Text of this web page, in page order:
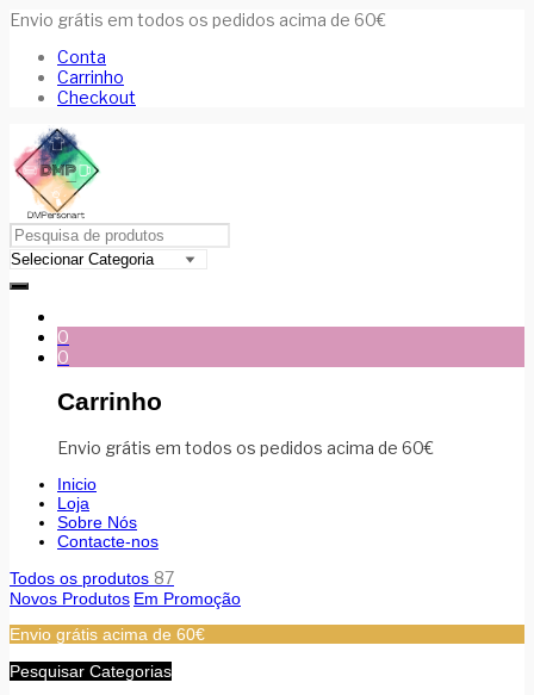
Envio grátis em todos os pedidos acima de 60€
Conta
Carrinho
Checkout
0
0
Carrinho
Envio grátis em todos os pedidos acima de 60€
Inicio
Loja
Sobre Nós
Contacte-nos
Todos os produtos 87
Novos Produtos Em Promoção
Envio grátis acima de 60€
Pesquisar Categorias